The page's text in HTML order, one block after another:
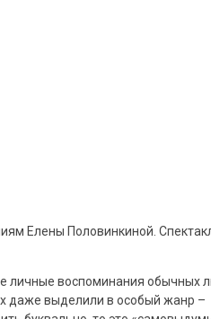
Елены Половинкиной.
личные воспоминания обычных
даже выделили в особый жанр –